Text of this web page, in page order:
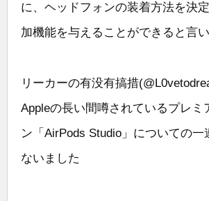
に、ヘッドフォンの装着方法を決
加機能を与えることができると言
リーカーの有没有搞措
Appleの長い間噂されているプレミ
ン「AirPods Studio」についての一
ないました